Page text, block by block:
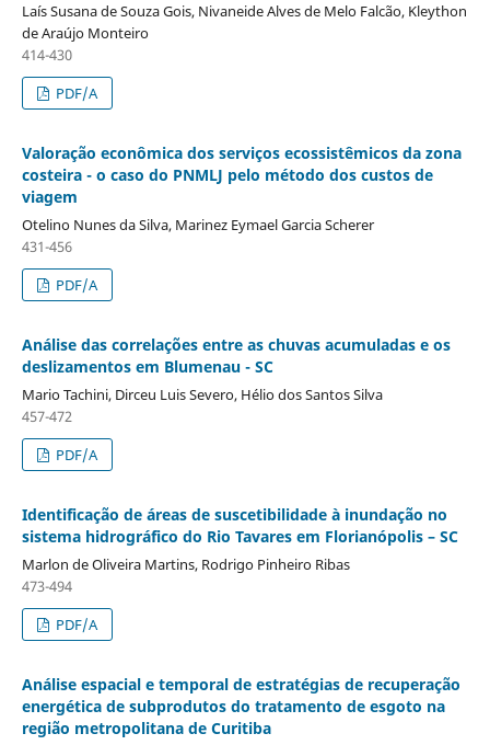
Laís Susana de Souza Gois, Nivaneide Alves de Melo Falcão, Kleython
de Araújo Monteiro
414-430
PDF/A
Valoração econômica dos serviços ecossistêmicos da zona
costeira - o caso do PNMLJ pelo método dos custos de
viagem
Otelino Nunes da Silva, Marinez Eymael Garcia Scherer
431-456
PDF/A
Análise das correlações entre as chuvas acumuladas e os
deslizamentos em Blumenau - SC
Mario Tachini, Dirceu Luis Severo, Hélio dos Santos Silva
457-472
PDF/A
Identificação de áreas de suscetibilidade à inundação no
sistema hidrográfico do Rio Tavares em Florianópolis – SC
Marlon de Oliveira Martins, Rodrigo Pinheiro Ribas
473-494
PDF/A
Análise espacial e temporal de estratégias de recuperação
energética de subprodutos do tratamento de esgoto na
região metropolitana de Curitiba